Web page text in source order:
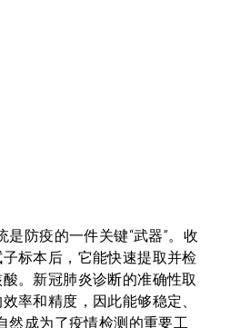
是防疫的一件关键“武器”。收
标本后，它能快速提取并检
。新冠肺炎诊断的准确性取
率和精度，因此能够稳定、
然成为了疫情检测的重要工